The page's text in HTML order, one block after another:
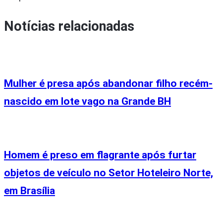
Notícias relacionadas
Mulher é presa após abandonar filho recém-
nascido em lote vago na Grande BH
Homem é preso em flagrante após furtar
objetos de veículo no Setor Hoteleiro Norte,
em Brasília